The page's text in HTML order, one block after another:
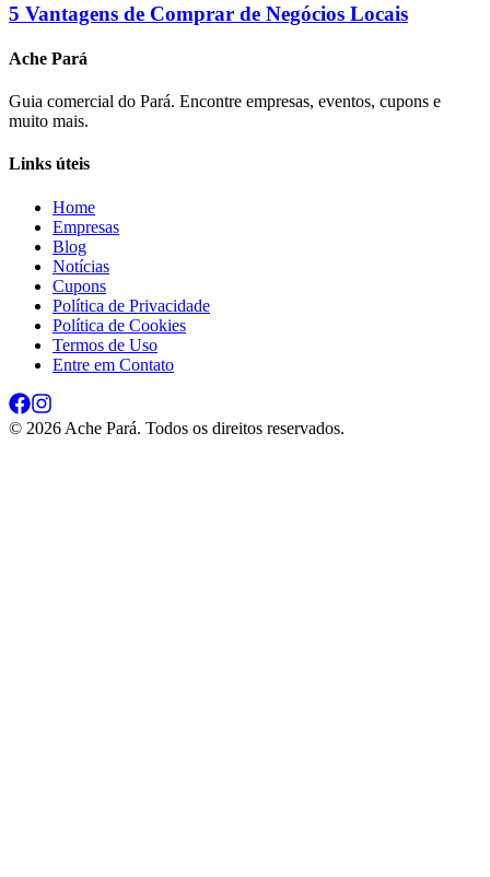
5 Vantagens de Comprar de Negócios Locais
Ache Pará
Guia comercial do Pará. Encontre empresas, eventos, cupons e
muito mais.
Links úteis
Home
Empresas
Blog
Notícias
Cupons
Política de Privacidade
Política de Cookies
Termos de Uso
Entre em Contato
© 2026 Ache Pará. Todos os direitos reservados.